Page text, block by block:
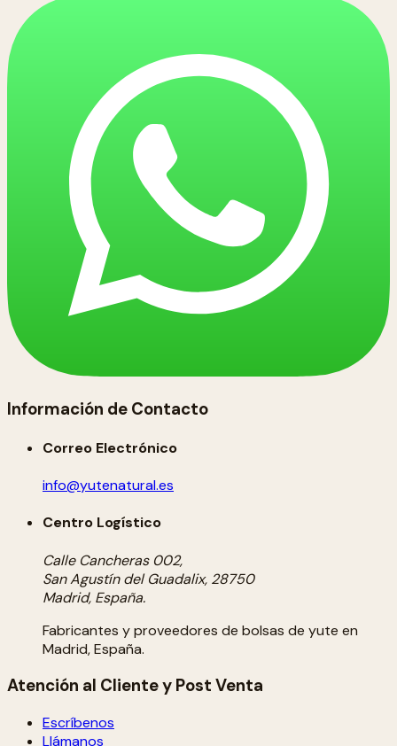
Información de Contacto
Correo Electrónico
info@yutenatural.es
Centro Logístico
Calle Cancheras 002,
San Agustín del Guadalix, 28750
Madrid, España.
Fabricantes y proveedores de bolsas de yute en
Madrid, España.
Atención al Cliente y Post Venta
Escríbenos
Llámanos